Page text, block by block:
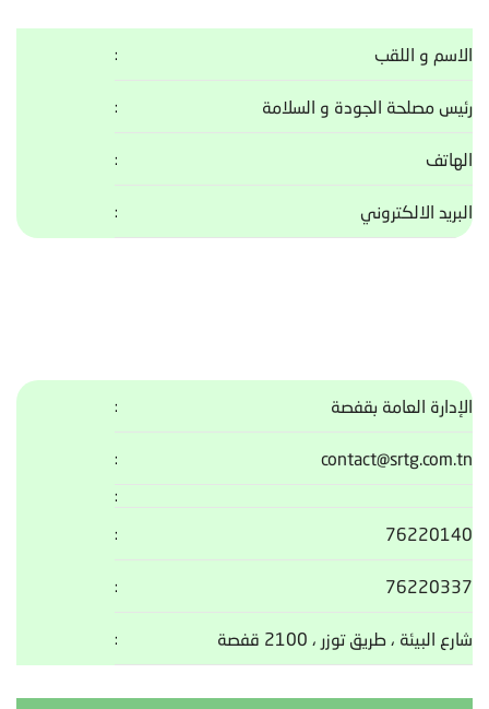
الاسم و اللقب
رئيس مصلحة الجودة و السلامة
الهاتف
البريد الالكتروني
الإدارة العامة بقفصة
contact@srtg.com.tn
76220140
76220337
شارع البيئة ، طريق توزر ، 2100 قفصة